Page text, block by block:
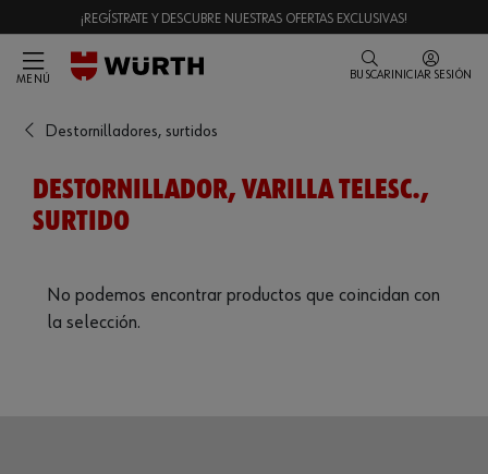
¡REGÍSTRATE Y DESCUBRE NUESTRAS OFERTAS EXCLUSIVAS!
MENÚ BUSCAR INICIAR SESIÓN
Destornilladores, surtidos
DESTORNILLADOR, VARILLA TELESC.,
SURTIDO
No podemos encontrar productos que coincidan con
la selección.